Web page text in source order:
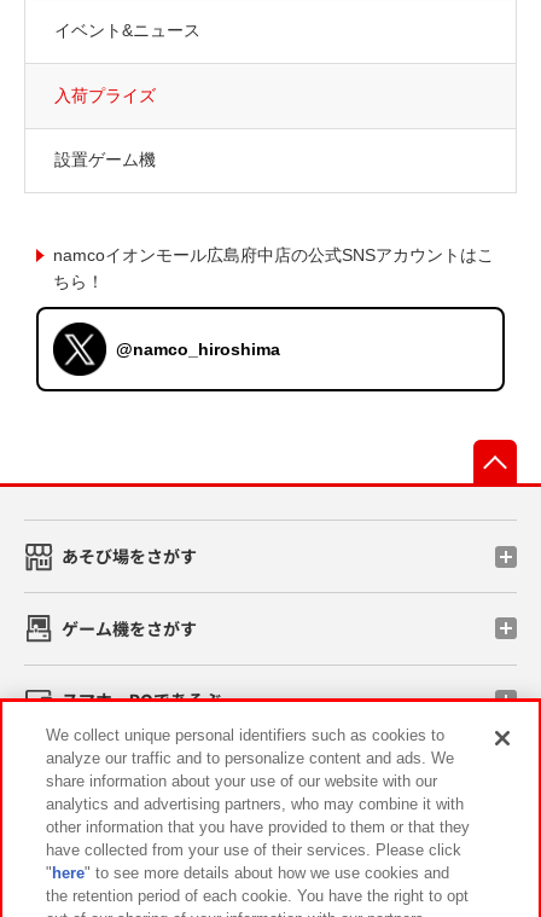
イベント&ニュース
入荷プライズ
設置ゲーム機
namcoイオンモール広島府中店の公式SNSアカウントはこ
ちら！
@namco_hiroshima
あそび場をさがす
ゲーム機をさがす
スマホ・PCであそぶ
イベント・キャンペーン
関連会社 サステナビリティ サイトポリシー
We collect unique personal identifiers such as cookies to
analyze our traffic and to personalize content and ads. We
share information about your use of our website with our
analytics and advertising partners, who may combine it with
other information that you have provided to them or that they
have collected from your use of their services. Please click
" here" to see more details about how we use cookies and
the retention period of each cookie. You have the right to opt